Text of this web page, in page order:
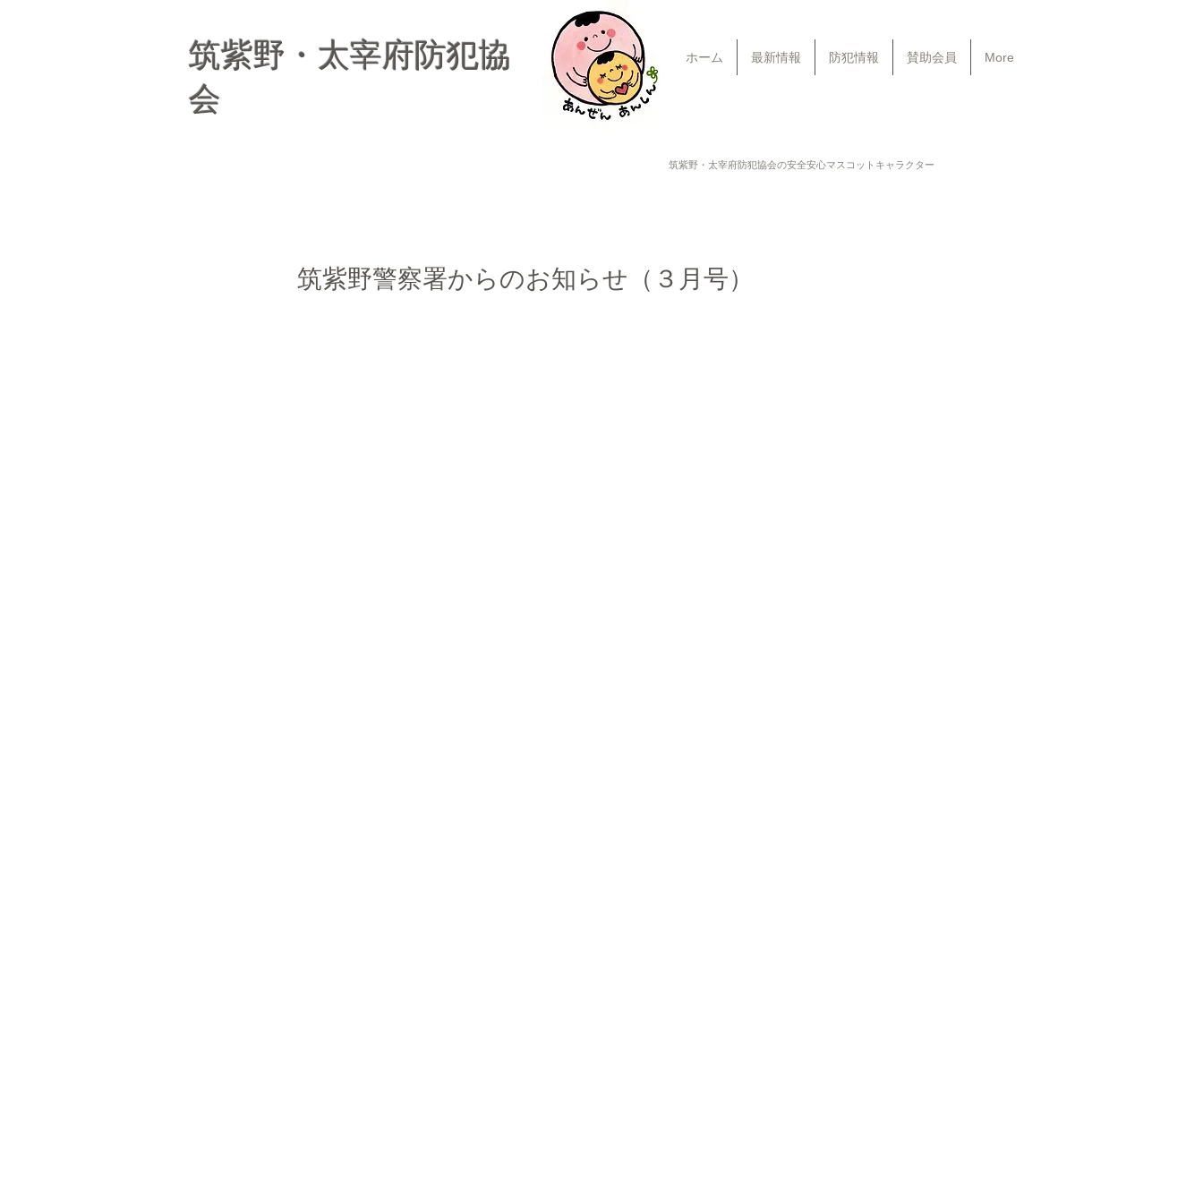
筑紫野・太宰府防犯協
会
ホーム 最新情報 防犯情報 賛助会員 More
筑紫野・太宰府防犯協会の安全安心マスコットキャラクター
筑紫野警察署からのお知らせ（３月号）